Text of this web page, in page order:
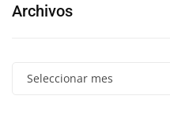
Archivos
Seleccionar mes